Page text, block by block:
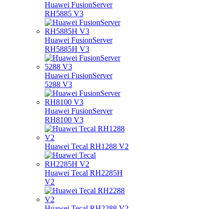
Huawei FusionServer
RH5885 V3
Huawei FusionServer
RH5885H V3
Huawei FusionServer
5288 V3
Huawei FusionServer
RH8100 V3
Huawei Tecal RH1288 V2
Huawei Tecal RH2285H
V2